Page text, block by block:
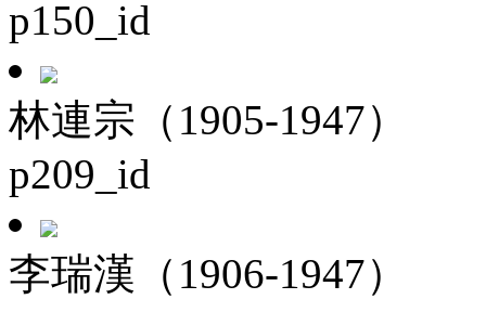
p150_id
林連宗（1905-1947）
p209_id
李瑞漢（1906-1947）